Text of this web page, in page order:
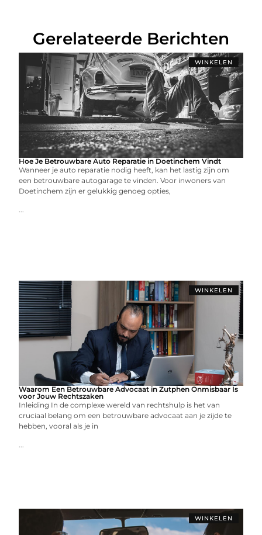
Gerelateerde Berichten
WINKELEN
Hoe Je Betrouwbare Auto Reparatie in Doetinchem Vindt
Wanneer je auto reparatie nodig heeft, kan het lastig zijn om
een betrouwbare autogarage te vinden. Voor inwoners van
Doetinchem zijn er gelukkig genoeg opties,
...
WINKELEN
Waarom Een Betrouwbare Advocaat in Zutphen Onmisbaar Is
voor Jouw Rechtszaken
Inleiding In de complexe wereld van rechtshulp is het van
cruciaal belang om een betrouwbare advocaat aan je zijde te
hebben, vooral als je in
...
WINKELEN